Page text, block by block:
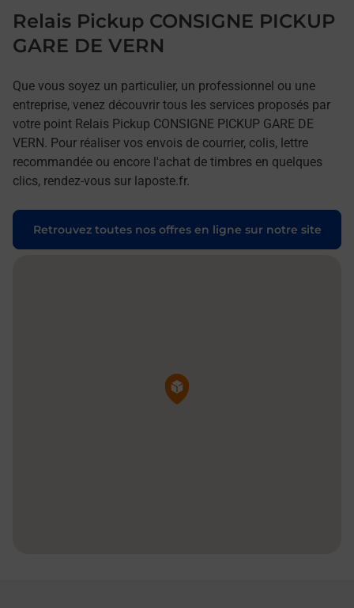
Relais Pickup CONSIGNE PICKUP
GARE DE VERN
Que vous soyez un particulier, un professionnel ou une
entreprise, venez découvrir tous les services proposés par
votre point Relais Pickup CONSIGNE PICKUP GARE DE
VERN. Pour réaliser vos envois de courrier, colis, lettre
recommandée ou encore l'achat de timbres en quelques
clics, rendez-vous sur laposte.fr.
Retrouvez toutes nos offres en ligne sur notre site
Pin de la carte